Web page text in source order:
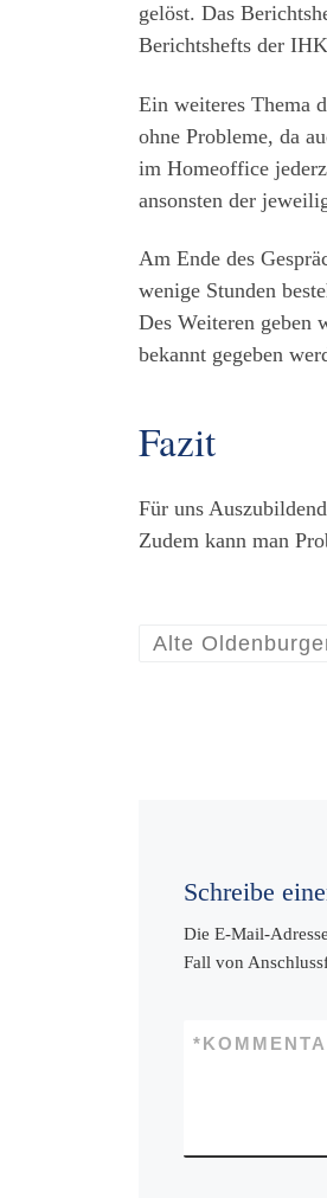
gelöst. Das
Berichtshefts der
Ein weiteres Thema
ohne Probleme, da
im Homeoffice
ansonsten der
Am Ende des
wenige Stunden
Des Weiteren geben
bekannt gegeben
Fazit
Für uns
Zudem kann man
Alte
Schreibe
Die E-Mail-
Fall von
*